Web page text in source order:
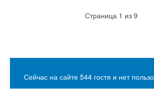
Страница 1 из 9
Сейчас на сайте 544 гостя и нет